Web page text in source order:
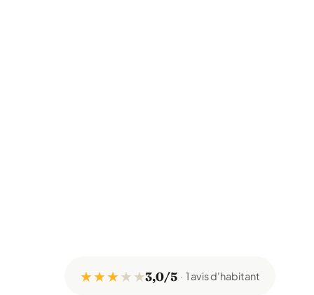
★ ★ ★★ ★3,0/5 1 avis d'habitant